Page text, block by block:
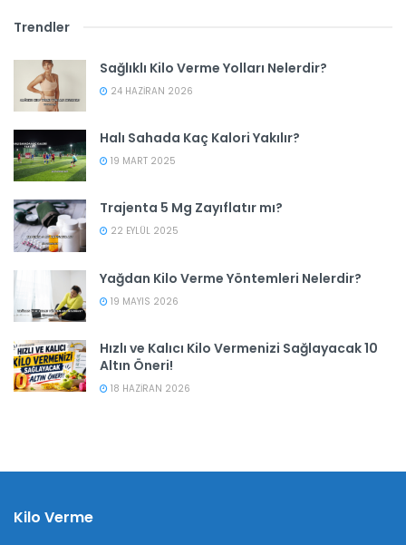
Trendler
Sağlıklı Kilo Verme Yolları Nelerdir?
24 HAZIRAN 2026
Halı Sahada Kaç Kalori Yakılır?
19 MART 2025
Trajenta 5 Mg Zayıflatır mı?
22 EYLÜL 2025
Yağdan Kilo Verme Yöntemleri Nelerdir?
19 MAYIS 2026
Hızlı ve Kalıcı Kilo Vermenizi Sağlayacak 10
Altın Öneri!
18 HAZIRAN 2026
Kilo Verme